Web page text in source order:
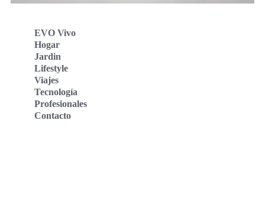
EVO Vivo
Hogar
Jardin
Lifestyle
Viajes
Tecnología
Profesionales
Contacto